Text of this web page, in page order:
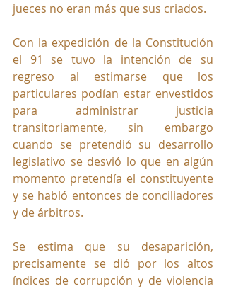
jueces no eran más que sus criados.
Con la expedición de la Constitución
el 91 se tuvo la intención de su
regreso al estimarse que los
particulares podían estar envestidos
para administrar justicia
transitoriamente, sin embargo
cuando se pretendió su desarrollo
legislativo se desvió lo que en algún
momento pretendía el constituyente
y se habló entonces de conciliadores
y de árbitros.
Se estima que su desaparición,
precisamente se dió por los altos
índices de corrupción y de violencia